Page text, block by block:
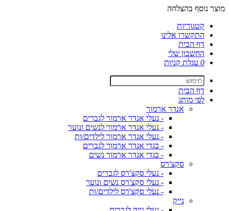
מוצר נוסף בהצלחה
קטגוריות
התקשרו אלינו
דף הבית
החשבון שלי
0 עגלת קניות
דף הבית
לפי מותג
אנדר ארמור
- נעלי אנדר ארמור לגברים
- נעלי אנדר ארמור לנשים ונוער
- נעלי אנדר ארמור לילדים/ות
- בגדי אנדר ארמור לגברים
- בגדי אנדר ארמור נשים
סקצ'רס
- נעלי סקצ'רס לגברים
- נעלי סקצ'רס נשים ונוער
- נעלי סקצ'רס לילדים/ות
נייק